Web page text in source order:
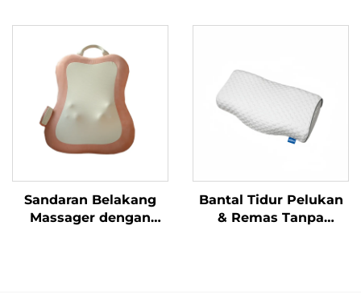
Sandaran Belakang
Massager dengan
Bantal Tidur Pelukan
& Remas Tanpa